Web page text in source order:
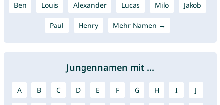
Ben Louis Alexander Lucas Milo Jakob
Paul Henry Mehr Namen →
Jungennamen mit ...
A B C D E F G H I J